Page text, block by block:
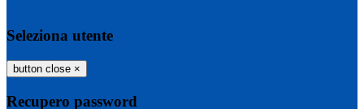
Seleziona utente
button close ×
Recupero password